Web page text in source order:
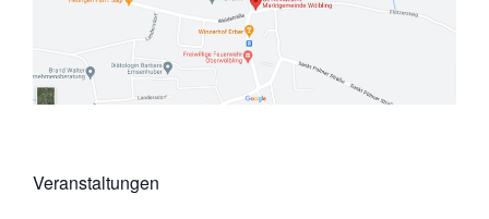
Veranstaltungen